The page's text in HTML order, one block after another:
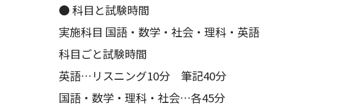
● 科目と試験時間
実施科目 国語・数学・社会・理科・英語
科目ごと試験時間
英語…リスニング10分 筆記40分
国語・数学・理科・社会…各45分